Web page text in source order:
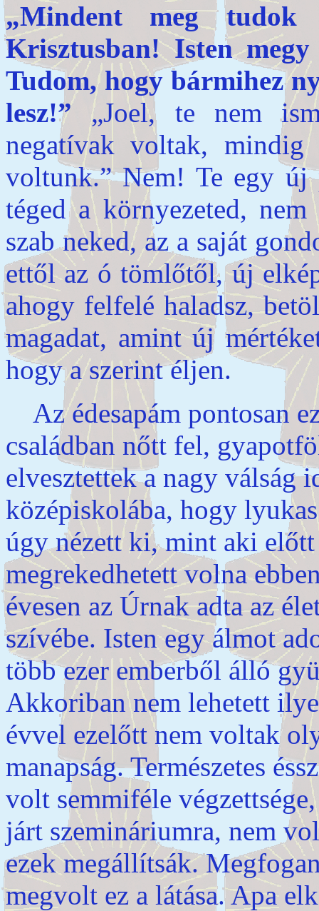
„Mindent meg
Krisztusban! Isten
Tudom, hogy bármihez
lesz!” „Joel, te nem
negatívak voltak, mindig
voltunk.” Nem! Te egy új
téged a környezeted,
szab neked, az a saját
ettől az ó tömlőtől, új
ahogy felfelé haladsz,
magadat, amint új
hogy a szerint éljen.
Az édesapám pontosan
családban nőtt fel,
elvesztettek a nagy válság
középiskolába, hogy
úgy nézett ki, mint aki
megrekedhetett volna
évesen az Úrnak adta az
szívébe. Isten egy álmot
több ezer emberből álló
Akkoriban nem lehetett
évvel ezelőtt nem voltak
manapság. Természetes
volt semmiféle
járt szemináriumra, nem
ezek megállítsák.
megvolt ez a látása. Apa